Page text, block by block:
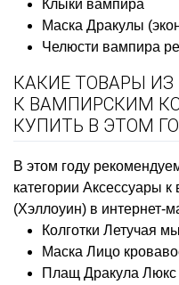
Клыки вампира
Маска Дракулы
Челюсти вампира
КАКИЕ ТОВАРЫ ИЗ
К ВАМПИРСКИМ
КУПИТЬ В ЭТОМ
В этом году
категории Аксессуары
(Хэллоуин) в интернет-
Колготки Летучая
Маска Лицо
Плащ Дракула Люкс